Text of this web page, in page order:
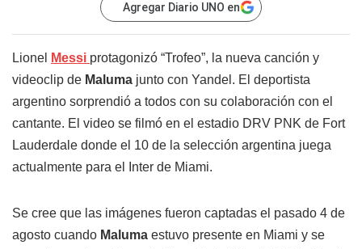
Agregar Diario UNO en
Lionel Messi protagonizó “Trofeo”, la nueva canción y
videoclip de Maluma junto con Yandel. El deportista
argentino sorprendió a todos con su colaboración con el
cantante. El video se filmó en el estadio DRV PNK de Fort
Lauderdale donde el 10 de la selección argentina juega
actualmente para el Inter de Miami.
Se cree que las imágenes fueron captadas el pasado 4 de
agosto cuando Maluma estuvo presente en Miami y se